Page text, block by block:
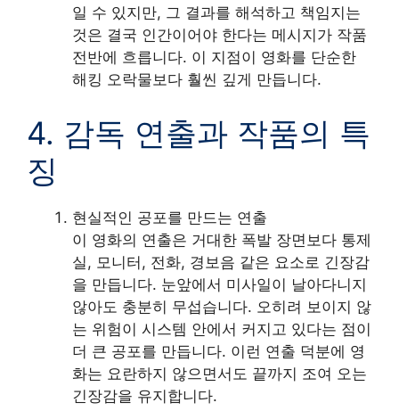
일 수 있지만, 그 결과를 해석하고 책임지는
것은 결국 인간이어야 한다는 메시지가 작품
전반에 흐릅니다. 이 지점이 영화를 단순한
해킹 오락물보다 훨씬 깊게 만듭니다.
4. 감독 연출과 작품의 특
징
현실적인 공포를 만드는 연출
이 영화의 연출은 거대한 폭발 장면보다 통제
실, 모니터, 전화, 경보음 같은 요소로 긴장감
을 만듭니다. 눈앞에서 미사일이 날아다니지
않아도 충분히 무섭습니다. 오히려 보이지 않
는 위험이 시스템 안에서 커지고 있다는 점이
더 큰 공포를 만듭니다. 이런 연출 덕분에 영
화는 요란하지 않으면서도 끝까지 조여 오는
긴장감을 유지합니다.